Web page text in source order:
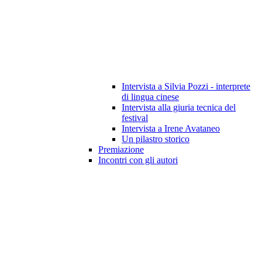
Intervista a Silvia Pozzi - interprete
di lingua cinese
Intervista alla giuria tecnica del
festival
Intervista a Irene Avataneo
Un pilastro storico
Premiazione
Incontri con gli autori